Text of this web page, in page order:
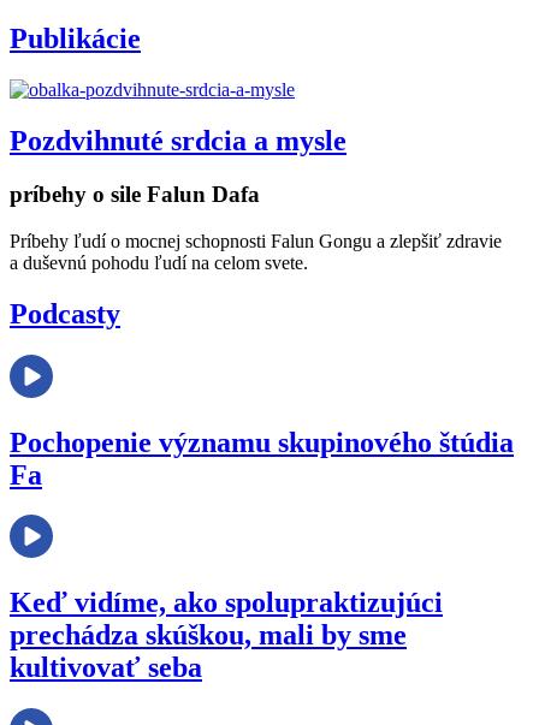
Publikácie
Pozdvihnuté srdcia a mysle
príbehy o sile Falun Dafa
Príbehy ľudí o mocnej schopnosti Falun Gongu a zlepšiť zdravie
a duševnú pohodu ľudí na celom svete.
Podcasty
Pochopenie významu skupinového štúdia
Fa
Keď vidíme, ako spolupraktizujúci
prechádza skúškou, mali by sme
kultivovať seba